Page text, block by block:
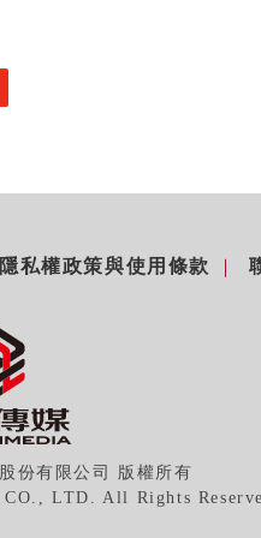
隱私權政策與使用條款
份有限公司 版權所有
LTD. All Rights